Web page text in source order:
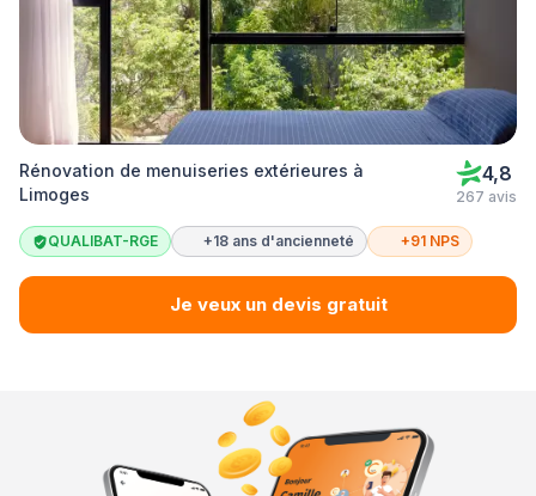
Rénovation de menuiseries extérieures à
Limoges
4,8
267 avis
QUALIBAT-RGE +18 ans d'ancienneté +91 NPS
Je veux un devis gratuit